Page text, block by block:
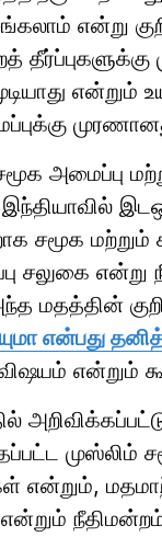
என்று
அமைப்பு
இந்தியாவில்
சமூக மற்றும்
சலுகை என்று
மதத்தின்
என்பது
என்றும்
என்றும்,
என்றும்